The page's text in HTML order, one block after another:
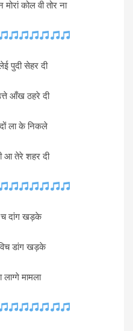
कोल वी तोर ना
पुदी सेहर दी
आँख ठहरे दी
ला के निकले
आ तेरे शहर दी
च दांग खड़के
डांग खड़के
मामला